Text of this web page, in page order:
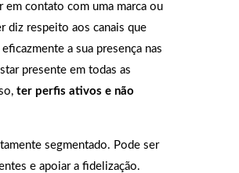
em contato com uma marca ou
diz respeito aos canais que
a sua presença nas
presente em todas as
ter perfis ativos e não
segmentado. Pode ser
e apoiar a fidelização.